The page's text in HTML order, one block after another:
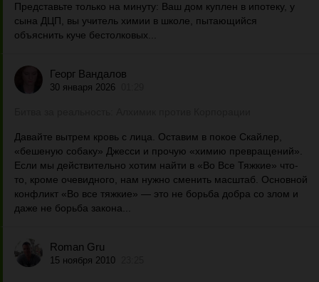
Представьте только на минуту: Ваш дом куплен в ипотеку, у
сына ДЦП, вы учитель химии в школе, пытающийся
объяснить куче бестолковых...
Георг Вандалов
30 января 2026
Давайте вытрем кровь с лица. Оставим в покое Скайлер,
«бешеную собаку» Джесси и прочую «химию превращений».
Если мы действительно хотим найти в «Во Все Тяжкие» что-
то, кроме очевидного, нам нужно сменить масштаб. Основной
конфликт «Во все тяжкие» — это не борьба добра со злом и
даже не борьба закона...
Roman Gru
15 ноября 2010